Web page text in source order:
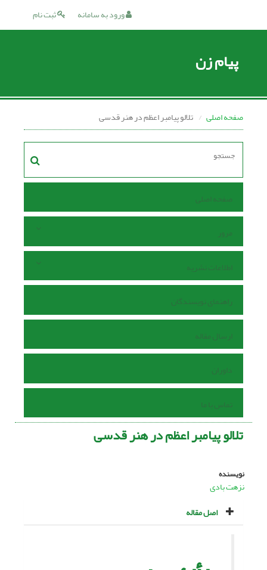
ثبت نام ورود به سامانه
پیام زن
صفحه اصلی تلالو پیامبر اعظم در هنر قدسى
صفحه اصلی
مرور
اطلاعات نشریه
راهنمای نویسندگان
ارسال مقاله
داوران
تماس با ما
تلالو پیامبر اعظم در هنر قدسى
نویسنده
نزهت بادی
اصل مقاله